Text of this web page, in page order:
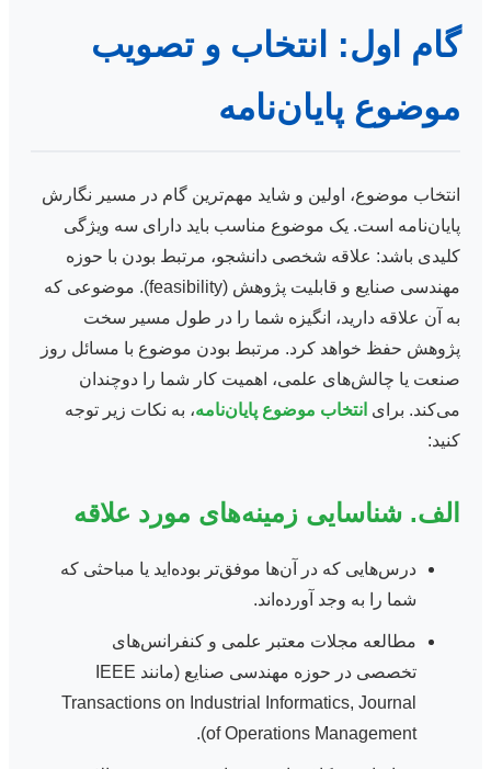
گام اول: انتخاب و تصویب
موضوع پایان‌نامه
انتخاب موضوع، اولین و شاید مهم‌ترین گام در مسیر نگارش
پایان‌نامه است. یک موضوع مناسب باید دارای سه ویژگی
کلیدی باشد: علاقه شخصی دانشجو، مرتبط بودن با حوزه
مهندسی صنایع و قابلیت پژوهش (feasibility). موضوعی که
به آن علاقه دارید، انگیزه شما را در طول مسیر سخت
پژوهش حفظ خواهد کرد. مرتبط بودن موضوع با مسائل روز
صنعت یا چالش‌های علمی، اهمیت کار شما را دوچندان
می‌کند. برای انتخاب موضوع پایان‌نامه، به نکات زیر توجه
کنید:
الف. شناسایی زمینه‌های مورد علاقه
درس‌هایی که در آن‌ها موفق‌تر بوده‌اید یا مباحثی که
شما را به وجد آورده‌اند.
مطالعه مجلات معتبر علمی و کنفرانس‌های
تخصصی در حوزه مهندسی صنایع (مانند IEEE
Transactions on Industrial Informatics, Journal
of Operations Management).